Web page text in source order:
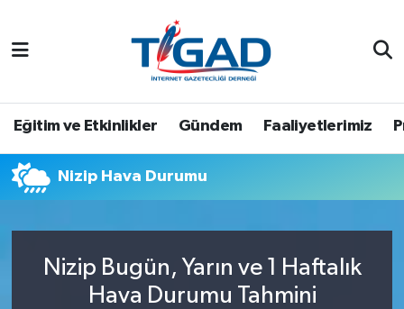
Eğitim ve Etkinlikler Gündem Faaliyetlerimiz
Nizip Hava Durumu
Nizip Bugün, Yarın ve 1 Haftalık
Hava Durumu Tahmini
Nöbetçi Eczaneler
Tüm Manşetler